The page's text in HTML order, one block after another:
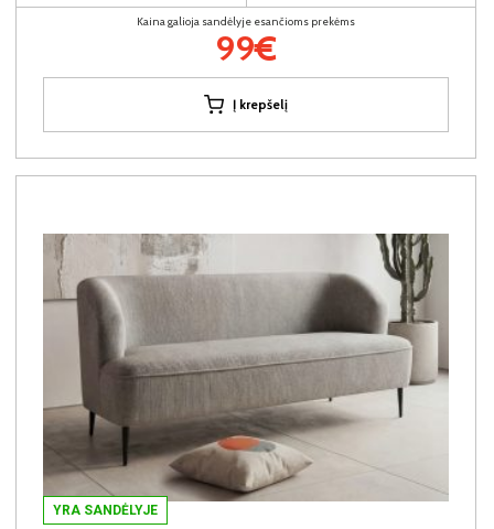
Kaina galioja sandėlyje esančioms prekėms
99€
Į krepšelį
YRA SANDĖLYJE